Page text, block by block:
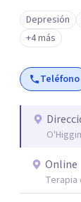
psicología
especialista
Argentina),
duelo y terapia
nosotros
que las
abrazan y
Depresión
+4 más
Teléfono
Online
Terapia